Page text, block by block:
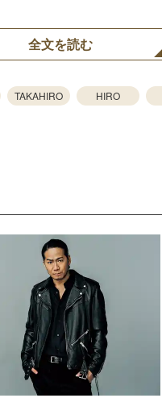
全文を読む
TAKAHIRO HIRO